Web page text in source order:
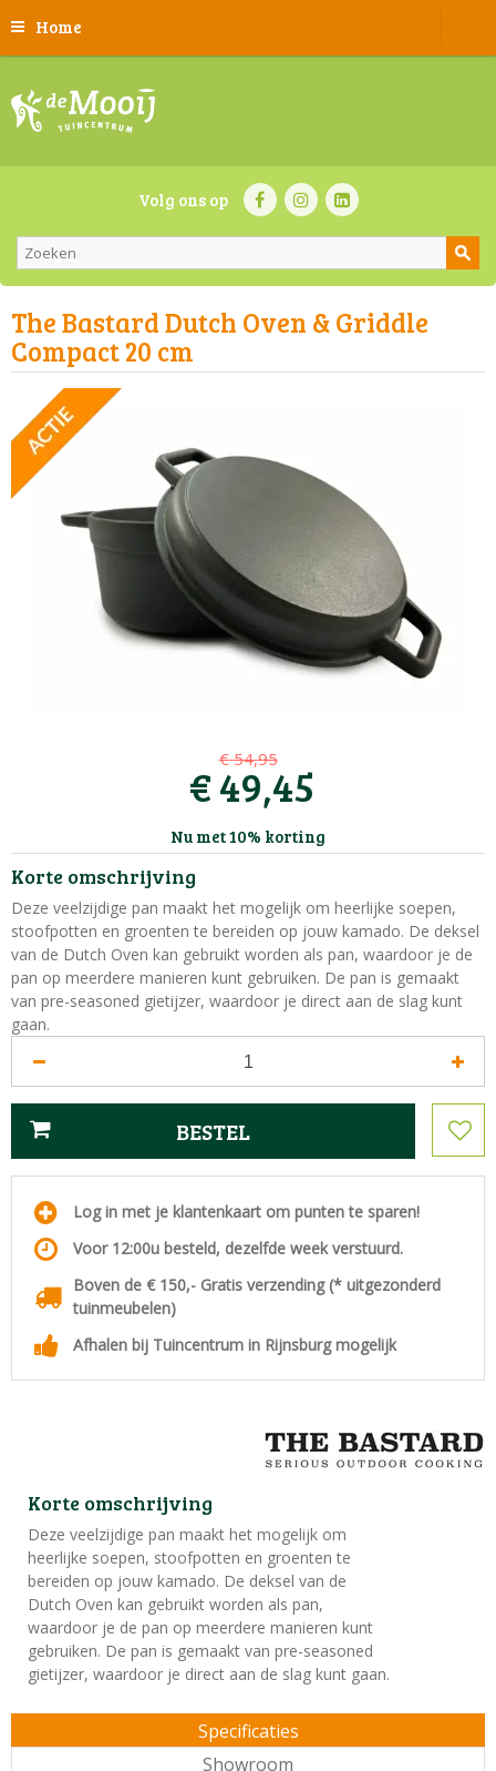
Home
Volg ons op
The Bastard Dutch Oven & Griddle
Compact 20 cm
€ 54,95
€49,45
Nu met 10% korting
Korte omschrijving
Deze veelzijdige pan maakt het mogelijk om heerlijke soepen,
stoofpotten en groenten te bereiden op jouw kamado. De deksel
van de Dutch Oven kan gebruikt worden als pan, waardoor je de
pan op meerdere manieren kunt gebruiken. De pan is gemaakt
van pre-seasoned gietijzer, waardoor je direct aan de slag kunt
gaan.
Log in met je klantenkaart om punten te sparen!
Voor 12:00u besteld, dezelfde week verstuurd.
Boven de € 150,- Gratis verzending (* uitgezonderd
tuinmeubelen)
Afhalen bij Tuincentrum in Rijnsburg mogelijk
Korte omschrijving
Deze veelzijdige pan maakt het mogelijk om
heerlijke soepen, stoofpotten en groenten te
bereiden op jouw kamado. De deksel van de
Dutch Oven kan gebruikt worden als pan,
waardoor je de pan op meerdere manieren kunt
gebruiken. De pan is gemaakt van pre-seasoned
gietijzer, waardoor je direct aan de slag kunt gaan.
Specificaties
Showroom